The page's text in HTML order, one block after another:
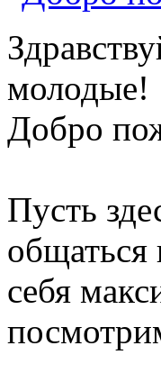
молодые!
Добро
Пусть
общаться
себя